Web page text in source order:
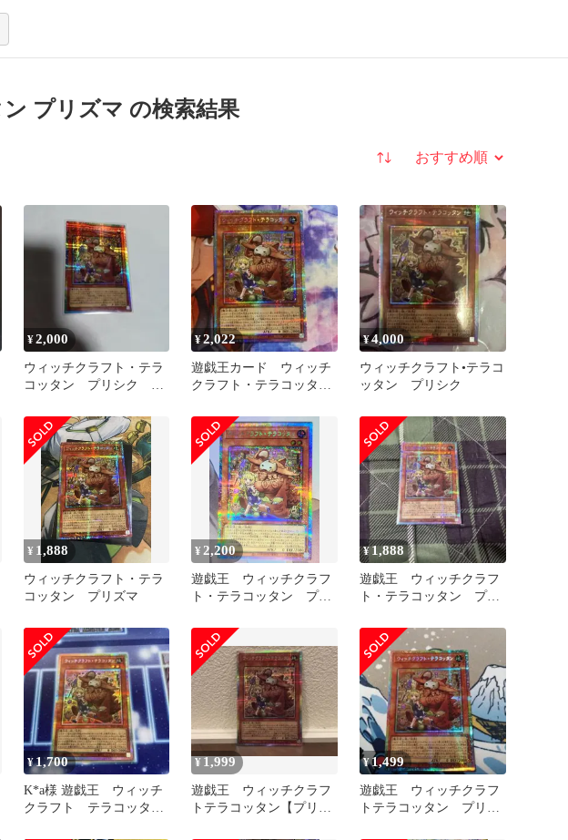
プリズマ の検索結果
並び替え
¥2,000
ウィッチクラフト・テラ
コッタン プリシク 匿
¥2,022
遊戯王カード ウィッチ
クラフト・テラコッタン
¥4,000
ウィッチクラフト•テラコ
ッタン プリシク
¥ 1,888
ウィッチクラフト・テラ
コッタン プリズマ
¥ 2,200
遊戯王 ウィッチクラフ
ト・テラコッタン プリ
¥1,888
遊戯王 ウィッチクラフ
ト・テラコッタン プリ
¥1,700
K*a様 遊戯王 ウィッチ
クラフト テラコッタ
¥ 1,999
遊戯王 ウィッチクラフ
トテラコッタン【プリズ
¥1,499
遊戯王 ウィッチクラフ
トテラコッタン プリズ